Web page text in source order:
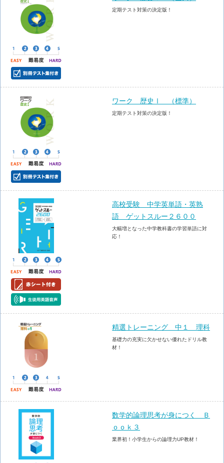
定期テスト対策の決定版！
ワーク 歴史Ⅰ （標準）
定期テスト対策の決定版！
高校受験 中学英単語・英熟
語 ゲットスルー２６００
大幅増となった中学教科書の学習単語に対
応！
精選トレーニング 中１ 理科
基礎力の充実に欠かせない優れたドリル教
材！
数学的論理思考が身につく Ｂ
ｏｏｋ３
業界初！小学生からの論理力UP教材！